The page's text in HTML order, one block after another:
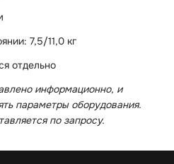
7,5/11,0 кг
отдельно
информационно, и
параметры оборудования.
по запросу.